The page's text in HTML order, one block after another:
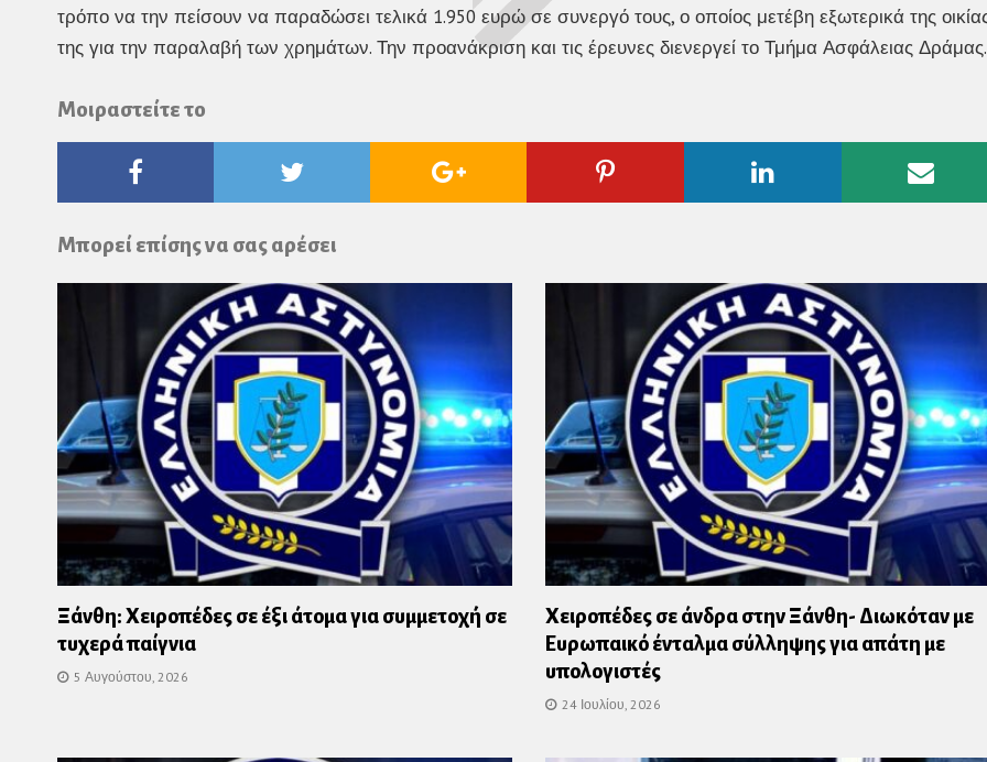
τρόπο να την πείσουν να παραδώσει τελικά 1.950 ευρώ σε συνεργό τους, ο οποίος μετέβη εξωτερικά της
της για την παραλαβή των χρημάτων. Την προανάκριση και τις έρευνες διενεργεί το Τμήμα Ασφάλειας Δράμας.
Μοιραστείτε το
Twitter
Google
Pinterest Linkedin
Μπορεί επίσης να σας αρέσει
Ξάνθη: Χειροπέδες σε έξι άτομα για συμμετοχή σε
τυχερά παίγνια
5 Αυγούστου, 2026
Χειροπέδες σε άνδρα στην Ξάνθη- Διωκόταν με
Ευρωπαικό ένταλμα σύλληψης για απάτη με
υπολογιστές
24 Ιουλίου, 2026